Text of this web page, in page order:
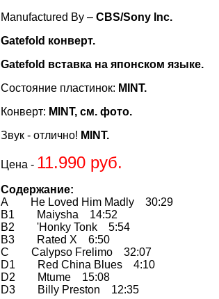
Manufactured By –CBS/Sony Inc.
Gatefold конверт.
Gatefold вставка на японском языке.
Состояние пластинок: MINT.
Конверт: MINT, см. фото.
Звук - отлично! MINT.
Цена - 11.990 руб.
Содержание:
A He Loved Him Madly 30:29
B1 Maiysha 14:52
B2 'Honky Tonk 5:54
B3 Rated X 6:50
C Calypso Frelimo 32:07
D1 Red China Blues 4:10
D2 Mtume 15:08
D3 Billy Preston 12:35